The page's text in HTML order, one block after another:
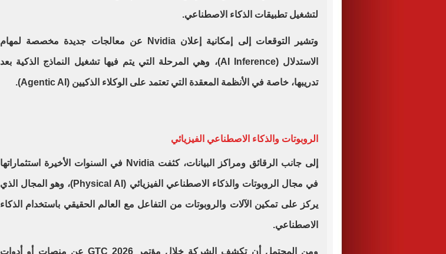
لتشغيل تطبيقات الذكاء الاصطناعي.
وتشير التوقعات إلى إمكانية إعلان Nvidia عن معالجات جديدة مخصصة لمهام
الاستدلال (AI Inference)، وهي المرحلة التي يتم فيها تشغيل النماذج الذكية بعد
تدريبها، خاصة في الأنظمة المعقدة التي تعتمد على الوكلاء الذكيين (Agentic AI).
الروبوتات والذكاء الاصطناعي الفيزيائي
إلى جانب الرقائق ومراكز البيانات، كثفت Nvidia في السنوات الأخيرة استثماراتها
في مجال الروبوتات والذكاء الاصطناعي الفيزيائي (Physical AI)، وهو المجال الذي
يركز على تمكين الآلات والروبوتات من التفاعل مع العالم الحقيقي باستخدام الذكاء
الاصطناعي.
ومن المحتمل أن تكشف الشركة خلال مؤتمر GTC 2026 عن منصات أو أدوات